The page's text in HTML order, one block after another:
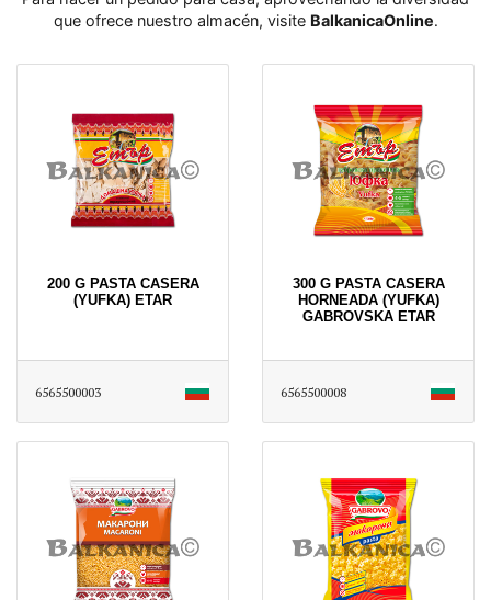
que ofrece nuestro almacén, visite BalkanicaOnline․
200 G PASTA CASERA
(YUFKA) ETAR
6565500003
300 G PASTA CASERA
HORNEADA (YUFKA)
GABROVSKA ETAR
6565500008